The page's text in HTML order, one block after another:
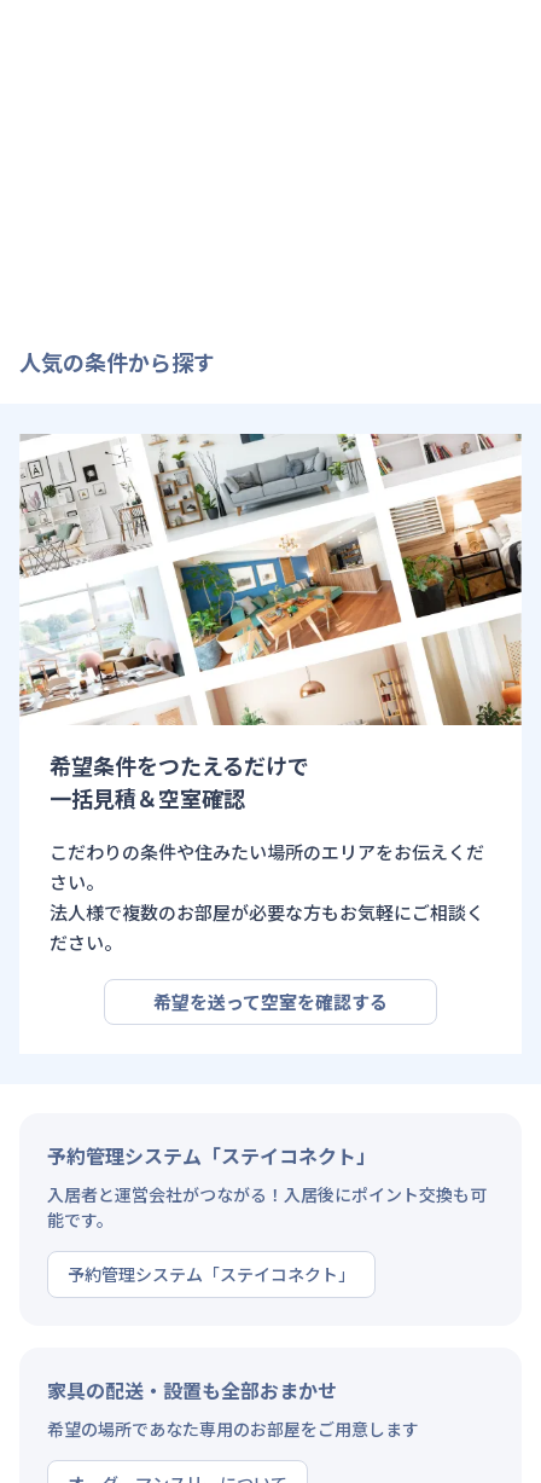
人気の条件から探す
希望条件をつたえるだけで
一括見積＆空室確認
こだわりの条件や住みたい場所のエリアをお伝えくだ
さい。
法人様で複数のお部屋が必要な方もお気軽にご相談く
ださい。
希望を送って空室を確認する
予約管理システム「ステイコネクト」
入居者と運営会社がつながる！入居後にポイント交換も可
能です。
予約管理システム「ステイコネクト」
家具の配送・設置も全部おまかせ
希望の場所であなた専用のお部屋をご用意します